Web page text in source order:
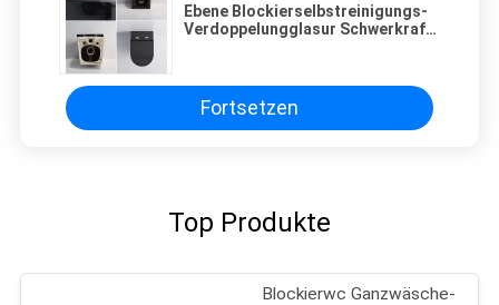
Ebene Blockierselbstreinigungs-
Verdoppelungglasur Schwerkraft-
Fortsetzen
Top Produkte
Blockierwc Ganzwäsche-